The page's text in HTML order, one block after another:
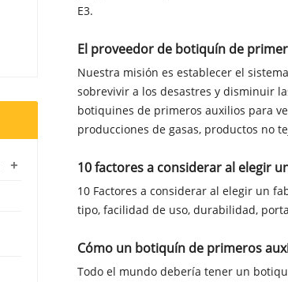
E3.
El proveedor de botiquín de
Nuestra misión es establecer el
sobrevivir a los desastres y disminuir
botiquines de primeros auxilios para
producciones de gasas, productos no
10 factores a considerar al elegir
10 Factores a considerar al elegir un
tipo, facilidad de uso, durabilidad,
Cómo un botiquín de primeros
Todo el mundo debería tener un
+